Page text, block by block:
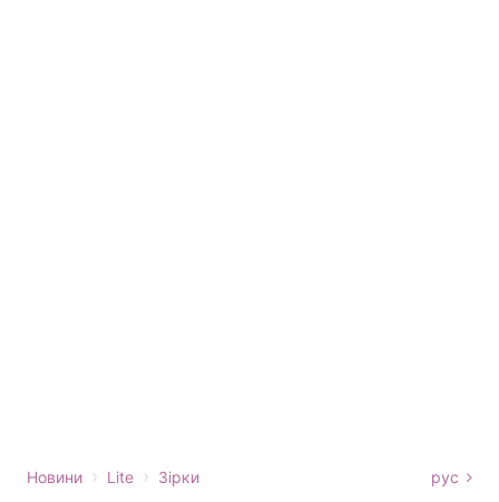
Новини › Lite › Зірки рус